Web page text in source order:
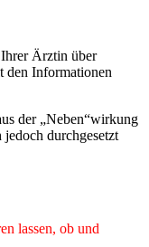
Ärztin über
den Informationen
der „Neben“wirkung
durchgesetzt
lassen, ob und